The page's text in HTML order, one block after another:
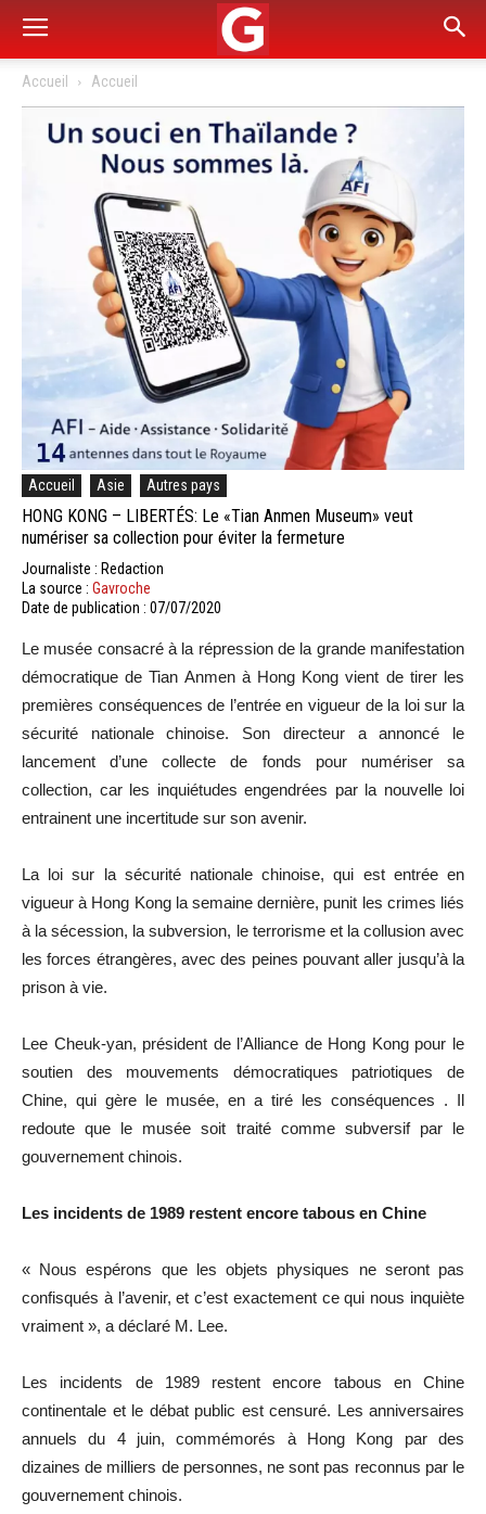
Accueil Accueil
Accueil Asie Autres pays
HONG KONG – LIBERTÉS: Le «Tian Anmen Museum» veut
numériser sa collection pour éviter la fermeture
Journaliste : Redaction
La source : Gavroche
Date de publication : 07/07/2020
Le musée consacré à la répression de la grande manifestation
démocratique de Tian Anmen à Hong Kong vient de tirer les
premières conséquences de l’entrée en vigueur de la loi sur la
sécurité nationale chinoise. Son directeur a annoncé le
lancement d’une collecte de fonds pour numériser sa
collection, car les inquiétudes engendrées par la nouvelle loi
entrainent une incertitude sur son avenir.
La loi sur la sécurité nationale chinoise, qui est entrée en
vigueur à Hong Kong la semaine dernière, punit les crimes liés
à la sécession, la subversion, le terrorisme et la collusion avec
les forces étrangères, avec des peines pouvant aller jusqu’à la
prison à vie.
Lee Cheuk-yan, président de l’Alliance de Hong Kong pour le
soutien des mouvements démocratiques patriotiques de
Chine, qui gère le musée, en a tiré les conséquences . Il
redoute que le musée soit traité comme subversif par le
gouvernement chinois.
Les incidents de 1989 restent encore tabous en Chine
« Nous espérons que les objets physiques ne seront pas
confisqués à l’avenir, et c’est exactement ce qui nous inquiète
vraiment », a déclaré M. Lee.
Les incidents de 1989 restent encore tabous en Chine
continentale et le débat public est censuré. Les anniversaires
annuels du 4 juin, commémorés à Hong Kong par des
dizaines de milliers de personnes, ne sont pas reconnus par le
gouvernement chinois.